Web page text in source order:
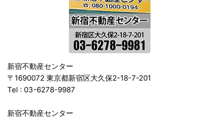
新宿不動産センター
〒1690072 東京都新宿区大久保2-18-7-201
Tel : 03-6278-9987
新宿不動産センター